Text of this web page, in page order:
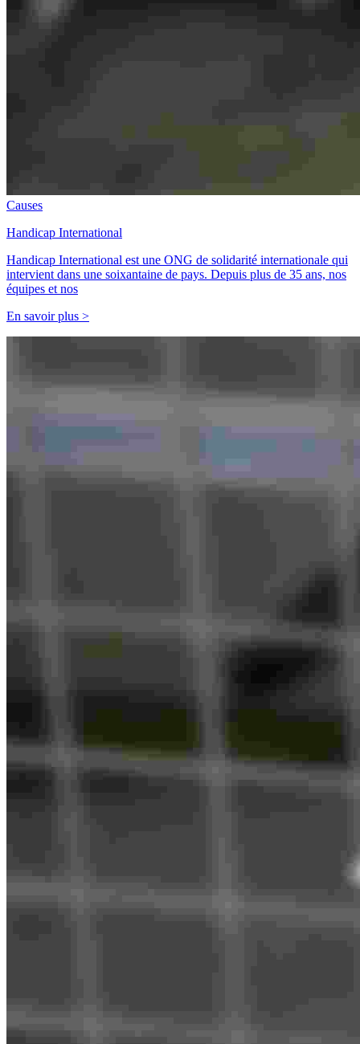
Causes
Handicap International
Handicap International est une ONG de solidarité internationale qui
intervient dans une soixantaine de pays. Depuis plus de 35 ans, nos
équipes et nos
En savoir plus >